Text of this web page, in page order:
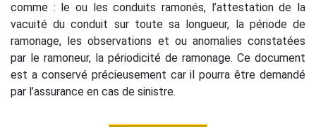
comme : le ou les conduits ramonés, l’attestation de la
vacuité du conduit sur toute sa longueur, la période de
ramonage, les observations et ou anomalies constatées
par le ramoneur, la périodicité de ramonage. Ce document
est a conservé précieusement car il pourra être demandé
par l’assurance en cas de sinistre.